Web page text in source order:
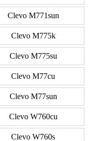
Clevo M771sun
Clevo M775k
Clevo M775su
Clevo M77cu
Clevo M77sun
Clevo W760cu
Clevo W760s